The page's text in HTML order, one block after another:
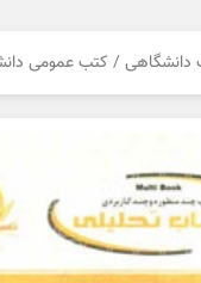
دانشگاهی / کتب عمومی